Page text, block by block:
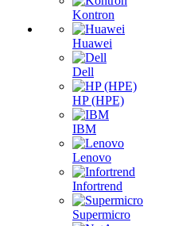
Kontron
Huawei
Dell
HP (HPE)
IBM
Lenovo
Infortrend
Supermicro